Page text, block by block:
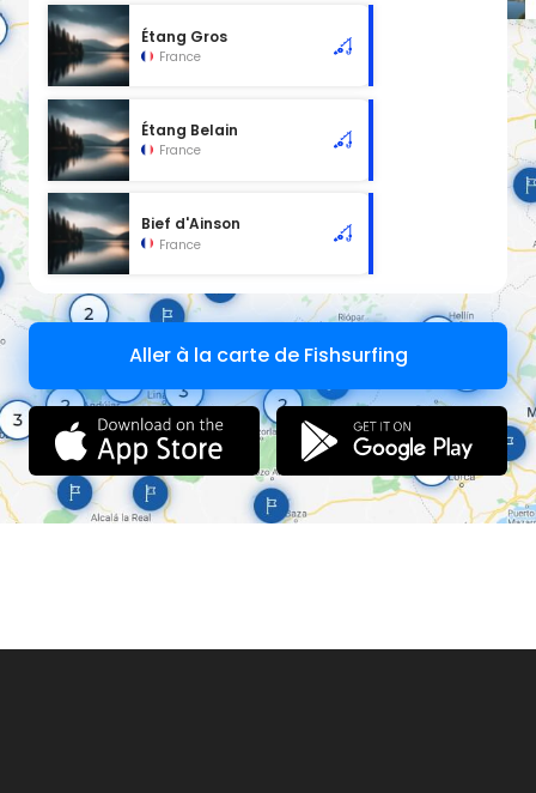
Il est fortement conseillé de demander le droit de pêche au
propriétaire.
ALTITUDE
209 mètres
CATÉGORIE PISCICOLE
2 ème
SURFACE
1.44 hectares
Étang Gros
France
Étang Belain
France
Bief d'Ainson
France
Aller à la carte de Fishsurfing